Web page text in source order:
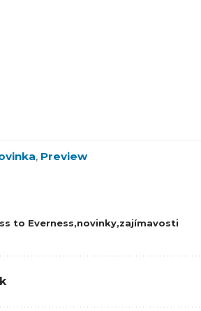
, Preview
to Everness novinky zajímavosti